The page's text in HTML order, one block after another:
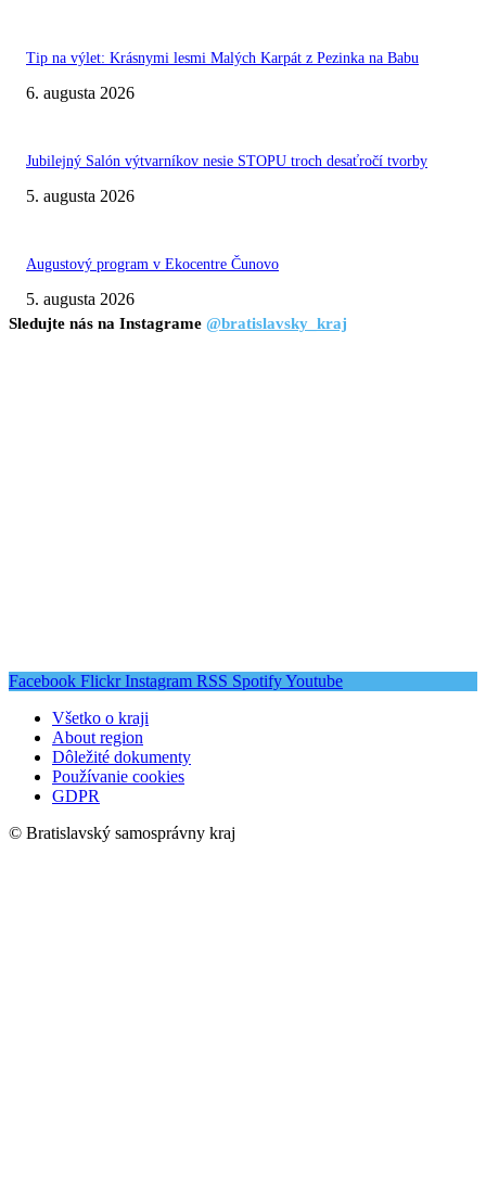
Tip na výlet: Krásnymi lesmi Malých Karpát z Pezinka na Babu
6. augusta 2026
Jubilejný Salón výtvarníkov nesie STOPU troch desaťročí tvorby
5. augusta 2026
Augustový program v Ekocentre Čunovo
5. augusta 2026
Sledujte nás na Instagrame @bratislavsky_kraj
Facebook Flickr Instagram RSS SpotifyYoutube
Všetko o kraji
About region
Dôležité dokumenty
Používanie cookies
GDPR
© Bratislavský samosprávny kraj